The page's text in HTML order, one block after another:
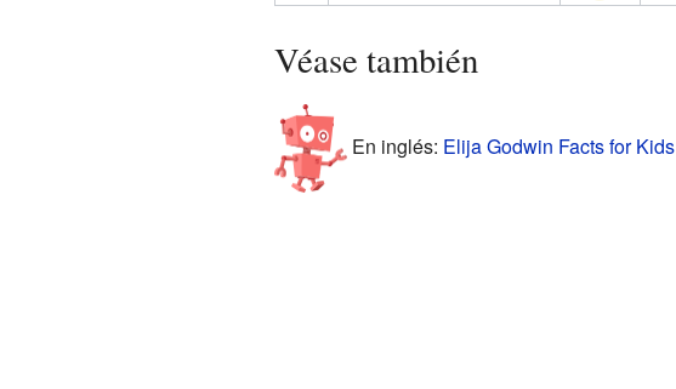
Véase también
En inglés: Elija Godwin Facts for Kids